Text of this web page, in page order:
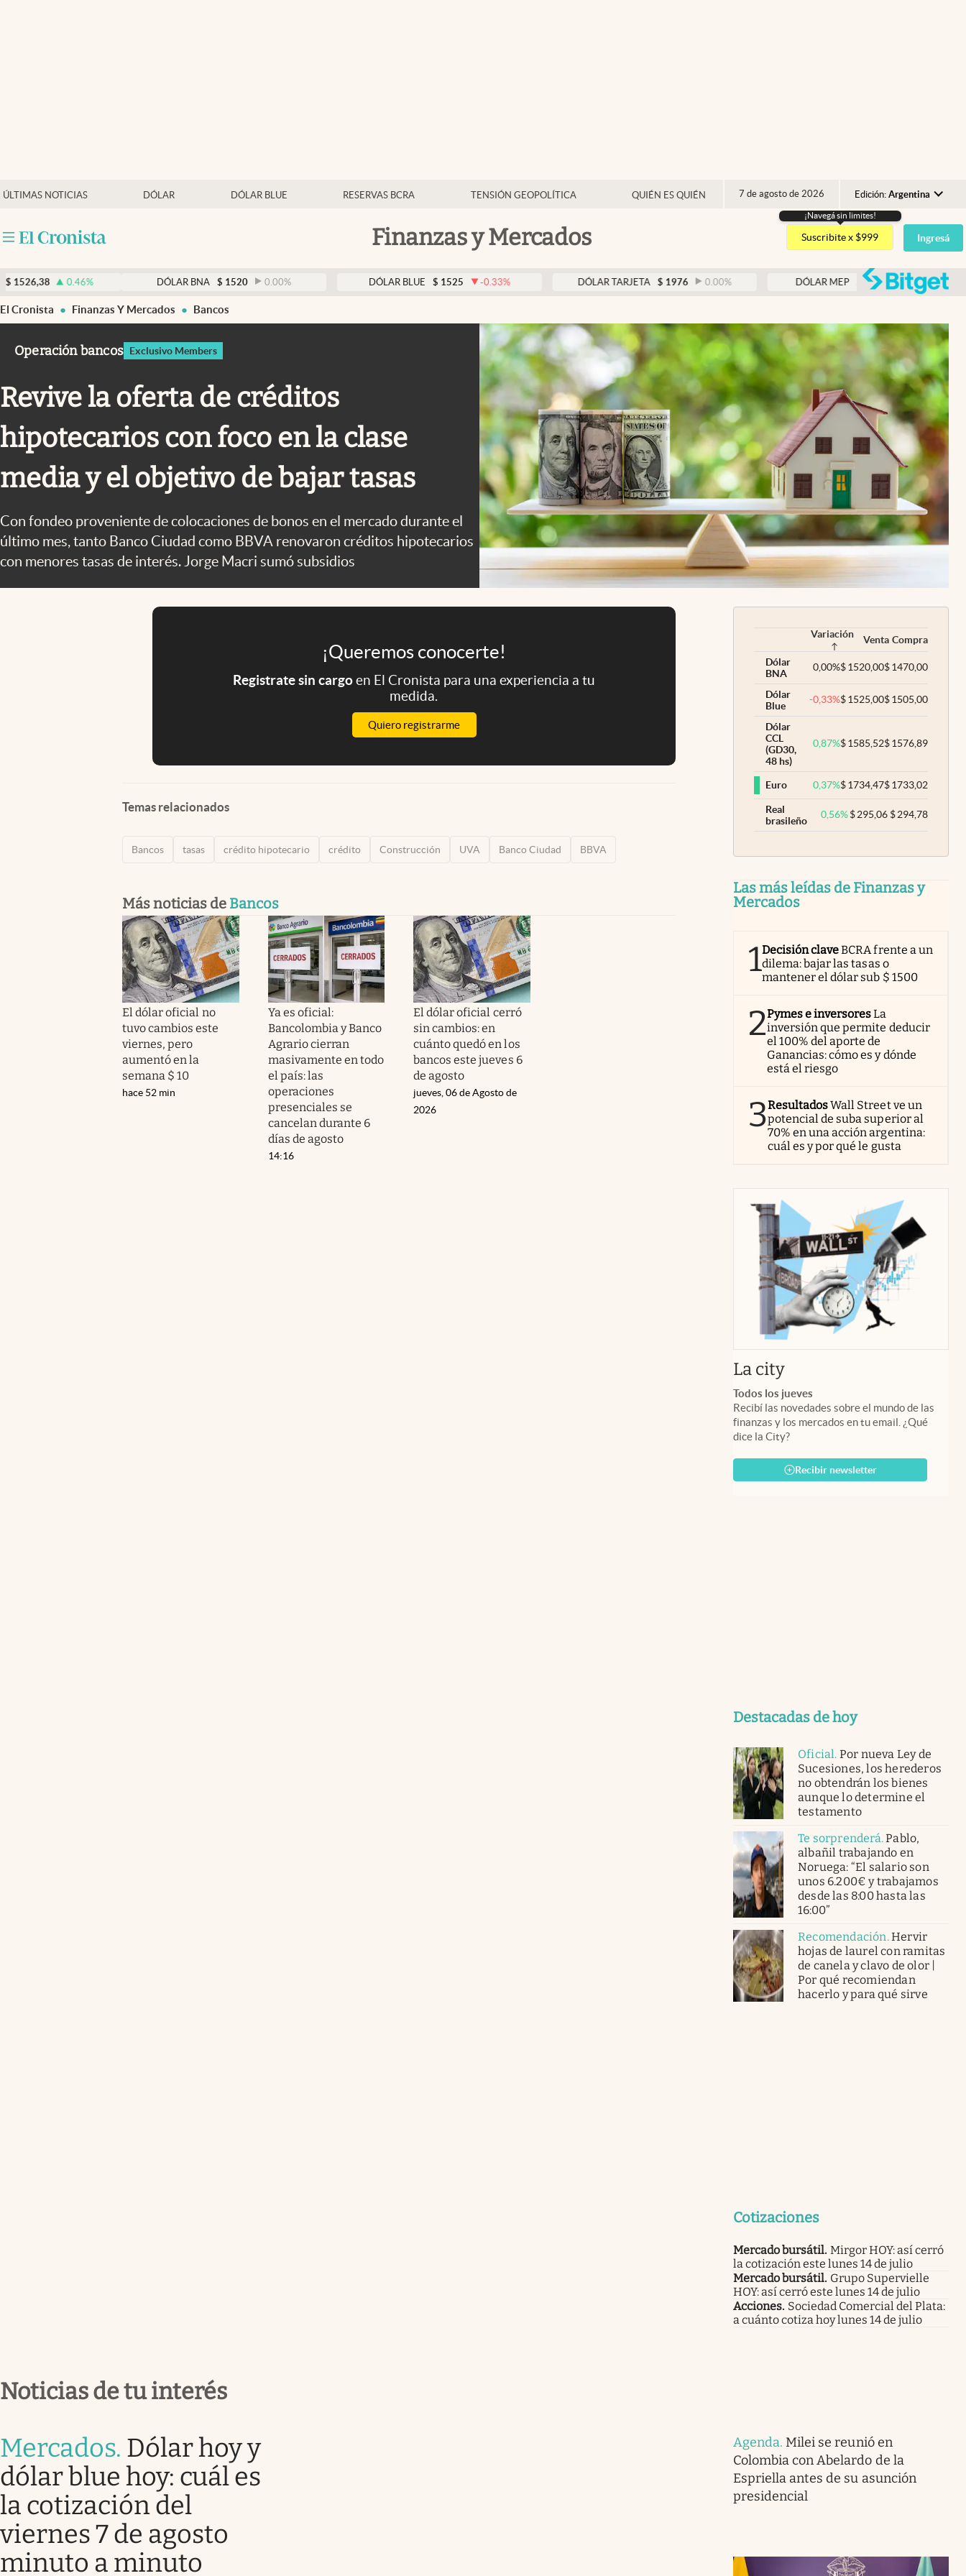
ÚLTIMAS NOTICIAS DÓLAR DÓLAR BLUE RESERVAS BCRA TENSIÓN GEOPOLÍTICA QUIÉN ES QUIÉN 7 de agosto de 2026 Edición: Argentina
Argentina
España
USA
Uruguay
Finanzas y Mercados
Mercados Online
Clase
Clima
Eventos Corporativos
El Cronista Studio
abre en nueva pestaña
¡Navegá sin limites!
Suscribite x $999 Ingresá
0.46% DÓLAR BNA $ 1520 0.00% DÓLAR BLUE $ 1525 -0.33% DÓLAR TARJETA $ 1976 0.00% DÓLAR MEP $ 1526,38 0.46%
El Cronista Finanzas Y Mercados Bancos
Operación bancos Exclusivo Members
Revive la oferta de créditos
hipotecarios con foco en la clase
media y el objetivo de bajar tasas
Con fondeo proveniente de colocaciones de bonos en el mercado durante el
último mes, tanto Banco Ciudad como BBVA renovaron créditos hipotecarios
con menores tasas de interés. Jorge Macri sumó subsidios
¡Queremos conocerte!
Registrate sin cargoen El Cronista para una experiencia a tu
medida.
Quiero registrarme
Temas relacionados
Bancos tasas crédito hipotecario crédito Construcción UVA Banco Ciudad BBVA
Más noticias de Bancos
El dólar oficial no
tuvo cambios este
viernes, pero
aumentó en la
semana $ 10
hace 52 min
Ya es oficial:
Bancolombia y Banco
Agrario cierran
masivamente en todo
el país: las
operaciones
presenciales se
cancelan durante 6
días de agosto
14:16
El dólar oficial cerró
sin cambios: en
cuánto quedó en los
bancos este jueves 6
de agosto
jueves, 06 de Agosto de
2026
Variación Venta Compra
Dólar
BNA
0,00%$1520,00$1470,00
Dólar
Blue
-0,33%$1525,00$1505,00
Dólar
CCL
(GD30,
48 hs)
0,87%$1585,52$1576,89
Euro 0,37%$1734,47$1733,02
Real
brasileño
0,56% $295,06 $294,78
Las más leídas de Finanzas y
Mercados
1Decisión claveBCRA frente a un
dilema: bajar las tasas o
mantener el dólar sub $ 1500
2Pymes e inversoresLa
inversión que permite deducir
el 100% del aporte de
Ganancias: cómo es y dónde
está el riesgo
3ResultadosWall Street ve un
potencial de suba superior al
70% en una acción argentina:
cuál es y por qué le gusta
La cityabre en nueva pestaña
Todos los jueves
Recibí las novedades sobre el mundo de las
finanzas y los mercados en tu email. ¿Qué
dice la City?
Recibir newsletter
Destacadas de hoy
Oficial. Por nueva Ley de
Sucesiones, los herederos
no obtendrán los bienes
aunque lo determine el
testamento
Te sorprenderá.Pablo,
albañil trabajando en
Noruega: “El salario son
unos 6.200€ y trabajamos
desde las 8:00 hasta las
16:00”
Recomendación.Hervir
hojas de laurel con ramitas
de canela y clavo de olor |
Por qué recomiendan
hacerlo y para qué sirve
Cotizaciones
Mercado bursátil. Mirgor HOY: así cerró
la cotización este lunes 14 de julio
Mercado bursátil. Grupo Supervielle
HOY: así cerró este lunes 14 de julio
Acciones. Sociedad Comercial del Plata:
a cuánto cotiza hoy lunes 14 de julio
Noticias de tu interés
Mercados. Dólar hoy y
dólar blue hoy: cuál es
la cotización del
viernes 7 de agosto
minuto a minuto
Agenda. Milei se reunió en
Colombia con Abelardo de la
Espriella antes de su asunción
presidencial